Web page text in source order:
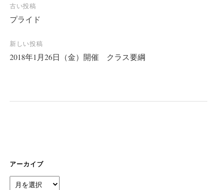
投
稿
ナ
ビ
古い投稿
プライド
新しい投稿
2018年1月26日（金）開催 クラス要綱
アーカイブ